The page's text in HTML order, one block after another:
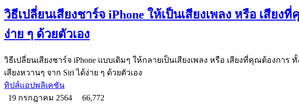
วิธีเปลี่ยนเสียงชาร์จ iPhone ให้เป็นเสียงเพลง หรือ เสียง
ง่าย ๆ ด้วยตัวเอง
วิธีเปลี่ยนเสียงชาร์จ iPhone แบบเดิมๆ ให้กลายเป็นเสียงเพลง หรือ เสียงที่คุณต้องการ
เสียงหวานๆ จาก Siri ได้ง่าย ๆ ด้วยตัวเอง
ทิปส์แอปพลิเคชัน
19 กรกฎาคม 2564
66,772